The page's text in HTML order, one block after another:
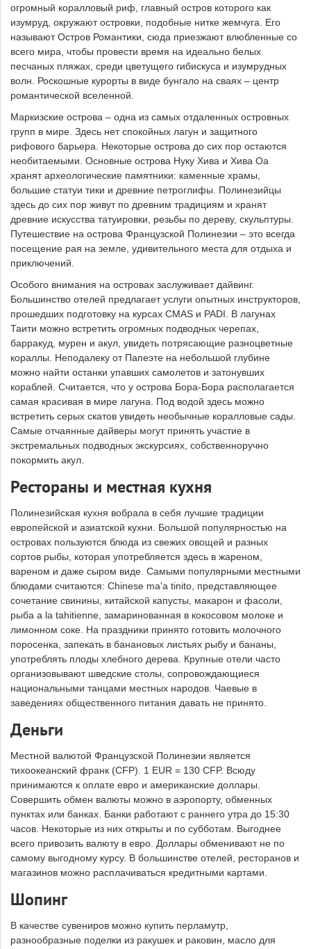
огромный коралловый риф, главный остров которого как
изумруд, окружают островки, подобные нитке жемчуга. Его
называют Остров Романтики, сюда приезжают влюбленные со
всего мира, чтобы провести время на идеально белых
песчаных пляжах, среди цветущего гибискуса и изумрудных
волн. Роскошные курорты в виде бунгало на сваях – центр
романтической вселенной.
Маркизские острова – одна из самых отдаленных островных
групп в мире. Здесь нет спокойных лагун и защитного
рифового барьера. Некоторые острова до сих пор остаются
необитаемыми. Основные острова Нуку Хива и Хива Оа
хранят археологические памятники: каменные храмы,
большие статуи тики и древние петроглифы. Полинезийцы
здесь до сих пор живут по древним традициям и хранят
древние искусства татуировки, резьбы по дереву, скульптуры.
Путешествие на острова Французской Полинезии – это всегда
посещение рая на земле, удивительного места для отдыха и
приключений.
Особого внимания на островах заслуживает дайвинг.
Большинство отелей предлагает услуги опытных инструкторов,
прошедших подготовку на курсах CMAS и PADI. В лагунах
Таити можно встретить огромных подводных черепах,
барракуд, мурен и акул, увидеть потрясающие разноцветные
кораллы. Неподалеку от Папеэте на небольшой глубине
можно найти останки упавших самолетов и затонувших
кораблей. Считается, что у острова Бора-Бора располагается
самая красивая в мире лагуна. Под водой здесь можно
встретить серых скатов увидеть необычные коралловые сады.
Самые отчаянные дайверы могут принять участие в
экстремальных подводных экскурсиях, собственноручно
покормить акул.
Рестораны и местная кухня
Полинезийская кухня вобрала в себя лучшие традиции
европейской и азиатской кухни. Большой популярностью на
островах пользуются блюда из свежих овощей и разных
сортов рыбы, которая употребляется здесь в жареном,
вареном и даже сыром виде. Самыми популярными местными
блюдами считаются: Chinese ma'a tinito, представляющее
сочетание свинины, китайской капусты, макарон и фасоли,
рыба a la tahitienne, замаринованная в кокосовом молоке и
лимонном соке. На праздники принято готовить молочного
поросенка, запекать в банановых листьях рыбу и бананы,
употреблять плоды хлебного дерева. Крупные отели часто
организовывают шведские столы, сопровождающиеся
национальными танцами местных народов. Чаевые в
заведениях общественного питания давать не принято.
Деньги
Местной валютой Французской Полинезии является
тихоокеанский франк (CFP). 1 EUR = 130 CFP. Всюду
принимаются к оплате евро и американские доллары.
Совершить обмен валюты можно в аэропорту, обменных
пунктах или банках. Банки работают с раннего утра до 15:30
часов. Некоторые из них открыты и по субботам. Выгоднее
всего привозить валюту в евро. Доллары обменивают не по
самому выгодному курсу. В большинстве отелей, ресторанов и
магазинов можно расплачиваться кредитными картами.
Шопинг
В качестве сувениров можно купить перламутр,
разнообразные поделки из ракушек и раковин, масло для